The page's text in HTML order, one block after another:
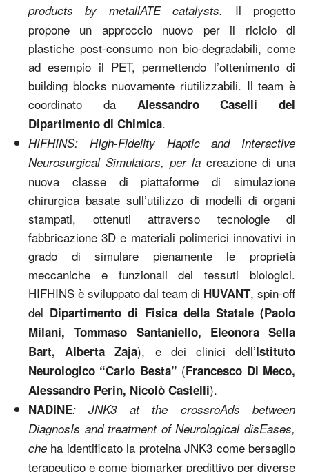
products by metallATE catalysts. Il progetto
propone un approccio nuovo per il riciclo di
plastiche post-consumo non bio-degradabili, come
ad esempio il PET, permettendo l’ottenimento di
building blocks nuovamente riutilizzabili. Il team è
coordinato da Alessandro Caselli del
Dipartimento di Chimica.
HIFHINS: HIgh-Fidelity Haptic and Interactive
Neurosurgical Simulators, per la creazione di una
nuova classe di piattaforme di simulazione
chirurgica basate sull’utilizzo di modelli di organi
stampati, ottenuti attraverso tecnologie di
fabbricazione 3D e materiali polimerici innovativi in
grado di simulare pienamente le proprietà
meccaniche e funzionali dei tessuti biologici.
HIFHINS è sviluppato dal team di HUVANT, spin-off
del Dipartimento di Fisica della Statale (Paolo
Milani, Tommaso Santaniello, Eleonora Sella
Bart, Alberta Zaja), e dei clinici dell’Istituto
Neurologico “Carlo Besta” (Francesco Di Meco,
Alessandro Perin, Nicolò Castelli).
NADINE: JNK3 at the crossroAds between
DiagnosIs and treatment of Neurological disEases,
che ha identificato la proteina JNK3 come bersaglio
terapeutico e come biomarker predittivo per diverse